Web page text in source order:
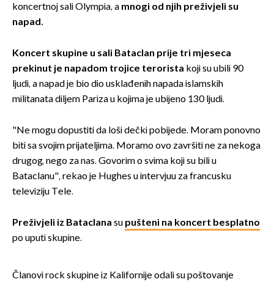
koncertnoj sali Olympia, a mnogi od njih preživjeli su
napad.
Koncert skupine u sali Bataclan prije tri mjeseca
prekinut je napadom trojice terorista koji su ubili 90
ljudi, a napad je bio dio usklađenih napada islamskih
militanata diljem Pariza u kojima je ubijeno 130 ljudi.
"Ne mogu dopustiti da loši dečki pobijede. Moram ponovno
biti sa svojim prijateljima. Moramo ovo završiti ne za nekoga
drugog, nego za nas. Govorim o svima koji su bili u
Bataclanu", rekao je Hughes u intervjuu za francusku
televiziju Tele.
Preživjeli iz Bataclana su pušteni na koncert besplatno
po uputi skupine.
Članovi rock skupine iz Kalifornije odali su poštovanje